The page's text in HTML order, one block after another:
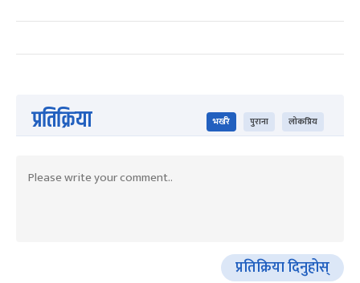
प्रतिक्रिया भर्खरै पुराना लोकप्रिय
प्रतिक्रिया दिनुहोस्